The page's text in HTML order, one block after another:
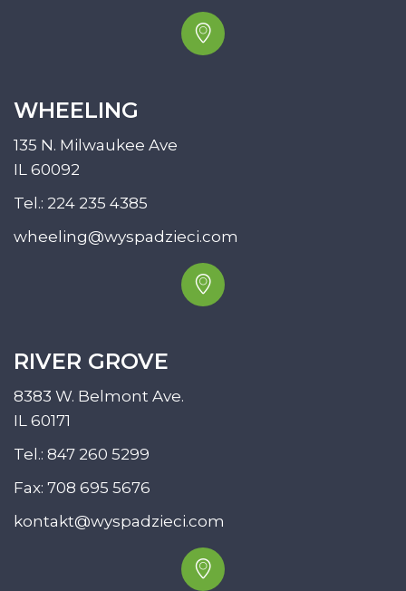
WHEELING
135 N. Milwaukee Ave
IL 60092
Tel.: 224 235 4385
wheeling@wyspadzieci.com
RIVER GROVE
8383 W. Belmont Ave.
IL 60171
Tel.: 847 260 5299
Fax: 708 695 5676
kontakt@wyspadzieci.com